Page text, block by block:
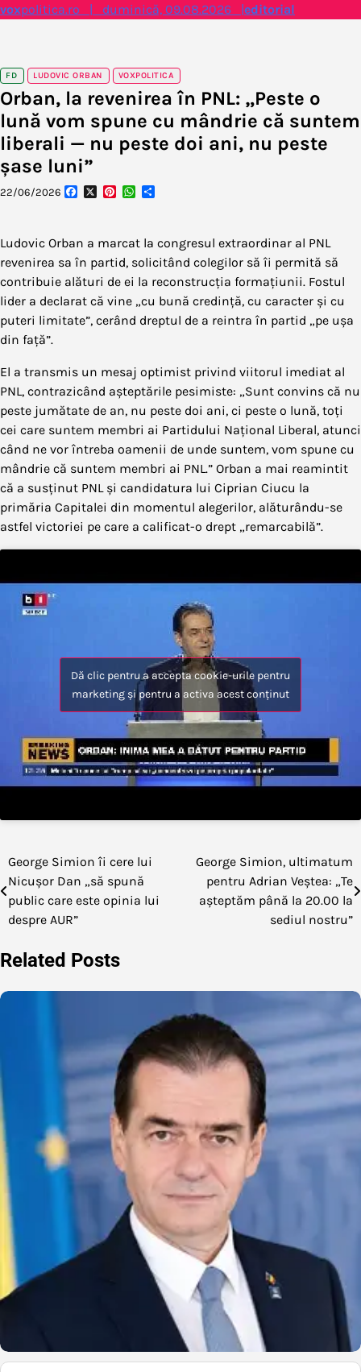
Skip
voxpolitica.ro | duminică, 09.08.2026 |editorial
FD LUDOVIC ORBAN VOXPOLITICA
Orban, la revenirea în PNL: „Peste o
lună vom spune cu mândrie că suntem
liberali — nu peste doi ani, nu peste
șase luni”
22/06/2026 Facebook
X PinterestWhatsApp
Ludovic Orban a marcat la congresul extraordinar al PNL
revenirea sa în partid, solicitând colegilor să îi permită să
contribuie alături de ei la reconstrucția formațiunii. Fostul
lider a declarat că vine „cu bună credință, cu caracter și cu
puteri limitate”, cerând dreptul de a reintra în partid „pe ușa
din față”.
El a transmis un mesaj optimist privind viitorul imediat al
PNL, contrazicând așteptările pesimiste: „Sunt convins că nu
peste jumătate de an, nu peste doi ani, ci peste o lună, toți
cei care suntem membri ai Partidului Național Liberal, atunci
când ne vor întreba oamenii de unde suntem, vom spune cu
mândrie că suntem membri ai PNL.” Orban a mai reamintit
că a susținut PNL și candidatura lui Ciprian Ciucu la
primăria Capitalei din momentul alegerilor, alăturându-se
astfel victoriei pe care a calificat-o drept „remarcabilă”.
Dă clic pentru a accepta cookie-urile pentru
marketing și pentru a activa acest conținut
Navigare
în
articole
George Simion îi cere lui
Nicușor Dan „să spună
public care este opinia lui
despre AUR”
George Simion, ultimatum
pentru Adrian Veștea: „Te
așteptăm până la 20.00 la
sediul nostru”
Related Posts